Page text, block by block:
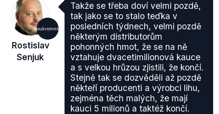
Soukromníci
Rostislav
Senjuk
Takže se třeba doví velmi pozdě,
tak jako se to stalo teďka v
posledních týdnech, velmi pozdě
některým distributorům
pohonných hmot, že se na ně
vztahuje dvacetimilionová kauce
a s velkou hrůzou zjistili, že končí.
Stejně tak se dozvěděli až pozdě
někteří producenti a výrobci lihu,
zejména těch malých, že mají
kauci 5 milionů a taktéž končí.